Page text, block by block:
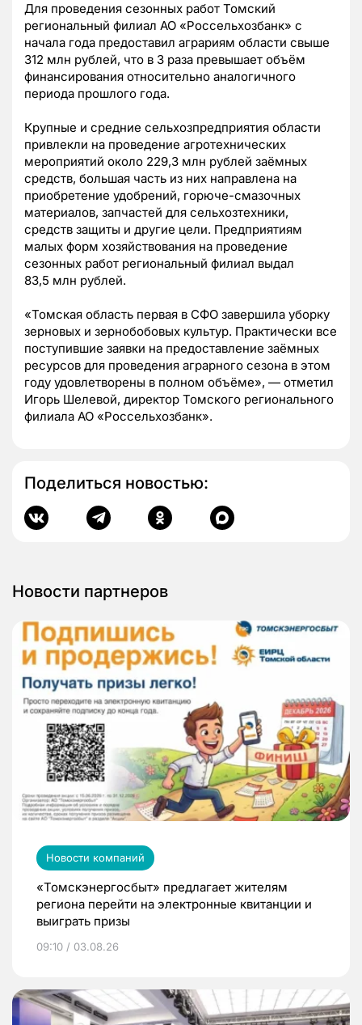
Для проведения сезонных работ Томский
региональный филиал АО «Россельхозбанк» с
начала года предоставил аграриям области свыше
312 млн рублей, что в 3 раза превышает объём
финансирования относительно аналогичного
периода прошлого года.
Крупные и средние сельхозпредприятия области
привлекли на проведение агротехнических
мероприятий около 229,3 млн рублей заёмных
средств, большая часть из них направлена на
приобретение удобрений, горюче-смазочных
материалов, запчастей для сельхозтехники,
средств защиты и другие цели. Предприятиям
малых форм хозяйствования на проведение
сезонных работ региональный филиал выдал
83,5 млн рублей.
«Томская область первая в СФО завершила уборку
зерновых и зернобобовых культур. Практически все
поступившие заявки на предоставление заёмных
ресурсов для проведения аграрного сезона в этом
году удовлетворены в полном объёме», — отметил
Игорь Шелевой, директор Томского регионального
филиала АО «Россельхозбанк».
Поделиться новостью:
Новости партнеров
Новости компаний
«Томскэнергосбыт» предлагает жителям
региона перейти на электронные квитанции и
выиграть призы
09:10 / 03.08.26